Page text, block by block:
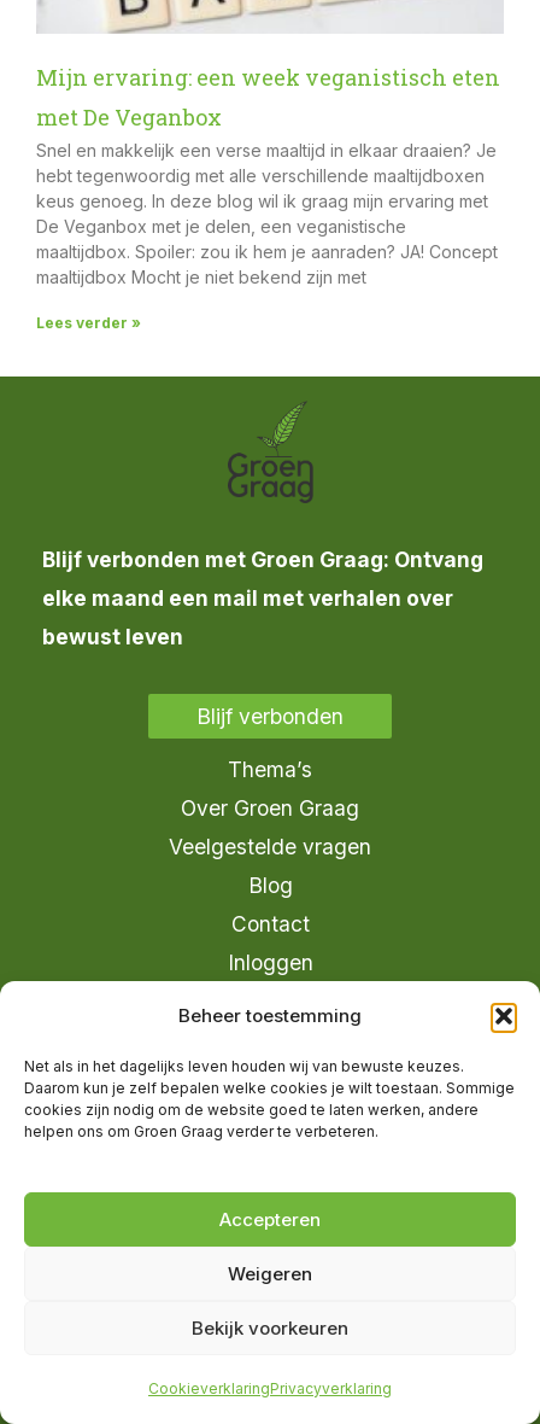
Beheer toestemming
Net als in het dagelijks leven houden wij van bewuste keuzes.
Daarom kun je zelf bepalen welke cookies je wilt toestaan. Sommige
cookies zijn nodig om de website goed te laten werken, andere
helpen ons om Groen Graag verder te verbeteren.
Accepteren
Weigeren
Bekijk voorkeuren
CookieverklaringPrivacyverklaring
Mijn ervaring: een week veganistisch eten
met De Veganbox
Snel en makkelijk een verse maaltijd in elkaar draaien? Je
hebt tegenwoordig met alle verschillende maaltijdboxen
keus genoeg. In deze blog wil ik graag mijn ervaring met
De Veganbox met je delen, een veganistische
maaltijdbox. Spoiler: zou ik hem je aanraden? JA! Concept
maaltijdbox Mocht je niet bekend zijn met
Lees verder »
Blijf verbonden met Groen Graag: Ontvang
elke maand een mail met verhalen over
bewust leven
Blijf verbonden
Thema’s
Over Groen Graag
Veelgestelde vragen
Blog
Contact
Inloggen
info@groengraag.nl
Ervaringen van leden op Trustpilot
Marketing
Management B.V.